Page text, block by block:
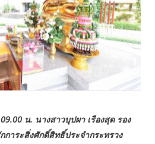
น. นางสาวบุปผา เรืองสุด รอง
การะสิ่งศักดิ์สิทธิ์ประจำกระทรวง